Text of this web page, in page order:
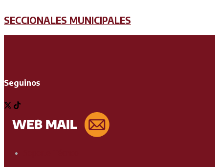
SECCIONALES MUNICIPALES
Seguinos